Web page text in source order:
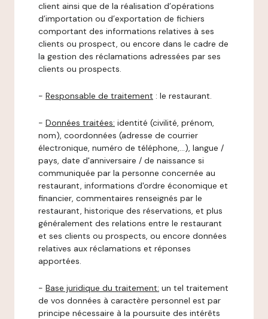
client ainsi que de la réalisation d’opérations
d’importation ou d’exportation de fichiers
comportant des informations relatives à ses
clients ou prospect, ou encore dans le cadre de
la gestion des réclamations adressées par ses
clients ou prospects.
- Responsable de traitement : le restaurant.
- Données traitées: identité (civilité, prénom,
nom), coordonnées (adresse de courrier
électronique, numéro de téléphone,…), langue /
pays, date d'anniversaire / de naissance si
communiquée par la personne concernée au
restaurant, informations d'ordre économique et
financier, commentaires renseignés par le
restaurant, historique des réservations, et plus
généralement des relations entre le restaurant
et ses clients ou prospects, ou encore données
relatives aux réclamations et réponses
apportées.
- Base juridique du traitement: un tel traitement
de vos données à caractère personnel est par
principe nécessaire à la poursuite des intérêts